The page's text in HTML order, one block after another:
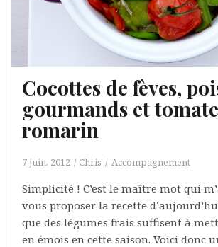
Cocottes de fèves,
gourmands et
romarin
7 juin, 2012 Chris Accompagnement
Simplicité ! C’est le maître mot qui
vous proposer la recette
que des légumes frais suffisent à
en émois en cette saison. Voici donc